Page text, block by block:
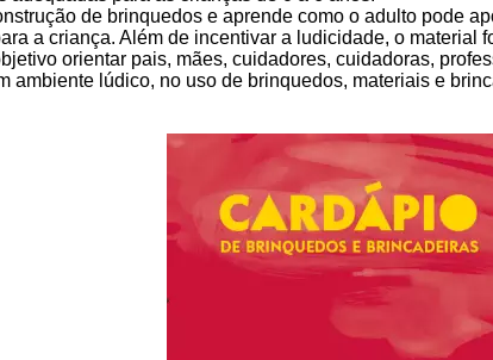
de brinquedos e aprende como o adulto pode
a criança. Além de incentivar a ludicidade, o material
orientar pais, mães, cuidadores, cuidadoras,
ambiente lúdico, no uso de brinquedos, materiais e